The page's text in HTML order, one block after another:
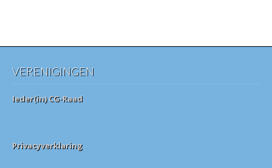
VERENIGINGEN
Ieder(in) CG-Raad
Privacyverklaring